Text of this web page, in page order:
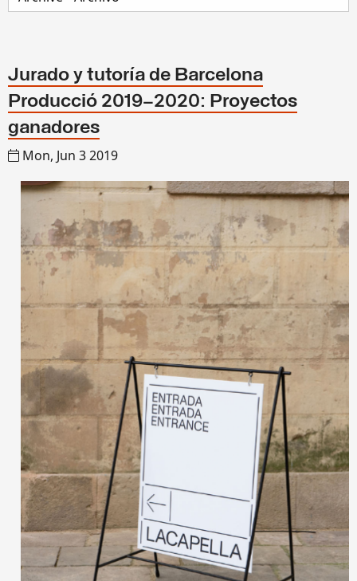
Jurado y tutoría de Barcelona
Producció 2019–2020: Proyectos
ganadores
Mon, Jun 3 2019